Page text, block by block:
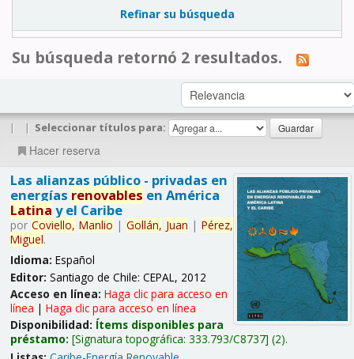
Refinar su búsqueda
Su búsqueda retornó 2 resultados.
| | Seleccionar títulos para:
Hacer reserva
Las alianzas público - privadas en
energías renovables en América
Latina y el Caribe
por Coviello, Manlio | Gollán, Juan | Pérez,
Miguel.
Idioma: Español
Editor: Santiago de Chile: CEPAL, 2012
Acceso en línea: Haga clic para acceso en
línea | Haga clic para acceso en línea
Disponibilidad: Ítems disponibles para
préstamo: Signatura topográfica: 333.793/C8737 (2).